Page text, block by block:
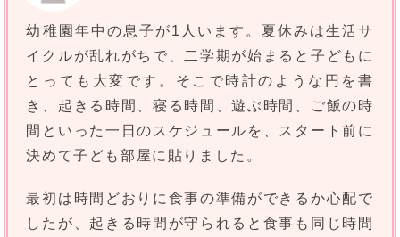
幼稚園年中の息子が1人います。夏休みは生活サ
イクルが乱れがちで、二学期が始まると子どもに
とっても大変です。そこで時計のような円を書
き、起きる時間、寝る時間、遊ぶ時間、ご飯の時
間といった一日のスケジュールを、スタート前に
決めて子ども部屋に貼りました。
最初は時間どおりに食事の準備ができるか心配で
したが、起きる時間が守られると食事も同じ時間